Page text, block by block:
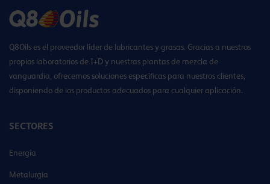
Q8Oils es el proveedor líder de lubricantes y grasas. Gracias a nuestros
propios laboratorios de I+D y nuestras plantas de mezcla de
vanguardia, ofrecemos soluciones específicas para nuestros clientes,
disponiendo de los productos adecuados para cualquier aplicación.
SECTORES
Energía
Metalurgia